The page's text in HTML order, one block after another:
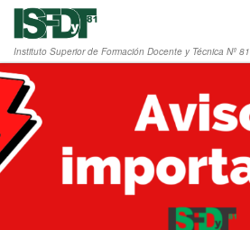
Saltar al contenido
Instituto Superior de Formación Docente y Técnica Nº 81